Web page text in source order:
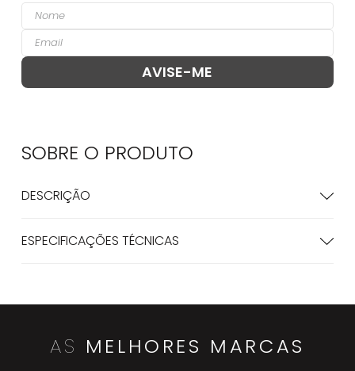
SOBRE O PRODUTO
DESCRIÇÃO
ESPECIFICAÇÕES TÉCNICAS
AS MELHORES MARCAS